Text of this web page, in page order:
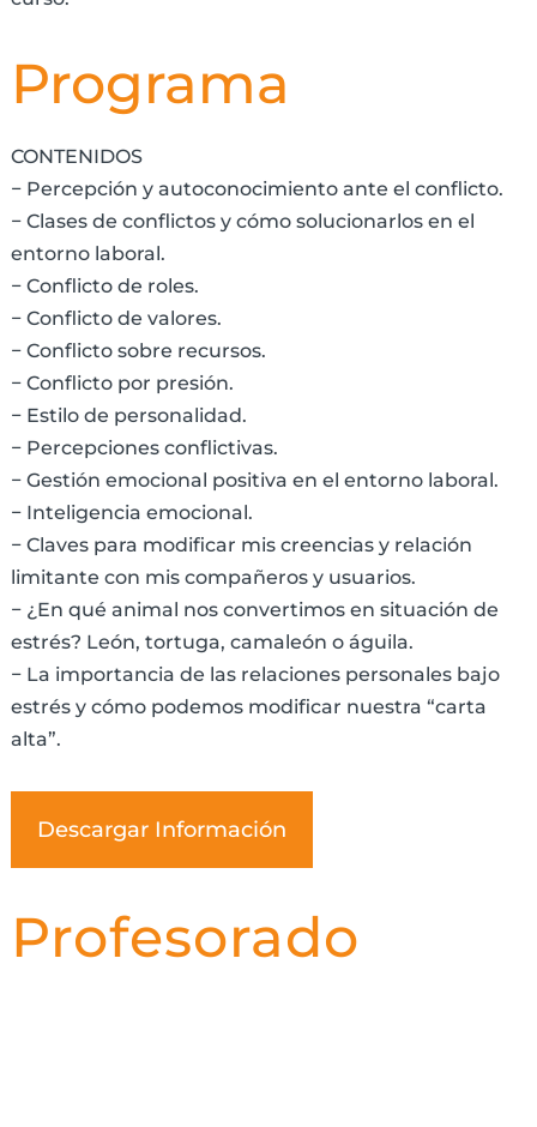
Programa
CONTENIDOS
− Percepción y autoconocimiento ante el conflicto.
− Clases de conflictos y cómo solucionarlos en el
entorno laboral.
− Conflicto de roles.
− Conflicto de valores.
− Conflicto sobre recursos.
− Conflicto por presión.
− Estilo de personalidad.
− Percepciones conflictivas.
− Gestión emocional positiva en el entorno laboral.
− Inteligencia emocional.
− Claves para modificar mis creencias y relación
limitante con mis compañeros y usuarios.
− ¿En qué animal nos convertimos en situación de
estrés? León, tortuga, camaleón o águila.
− La importancia de las relaciones personales bajo
estrés y cómo podemos modificar nuestra “carta
alta”.
Descargar Información
Profesorado